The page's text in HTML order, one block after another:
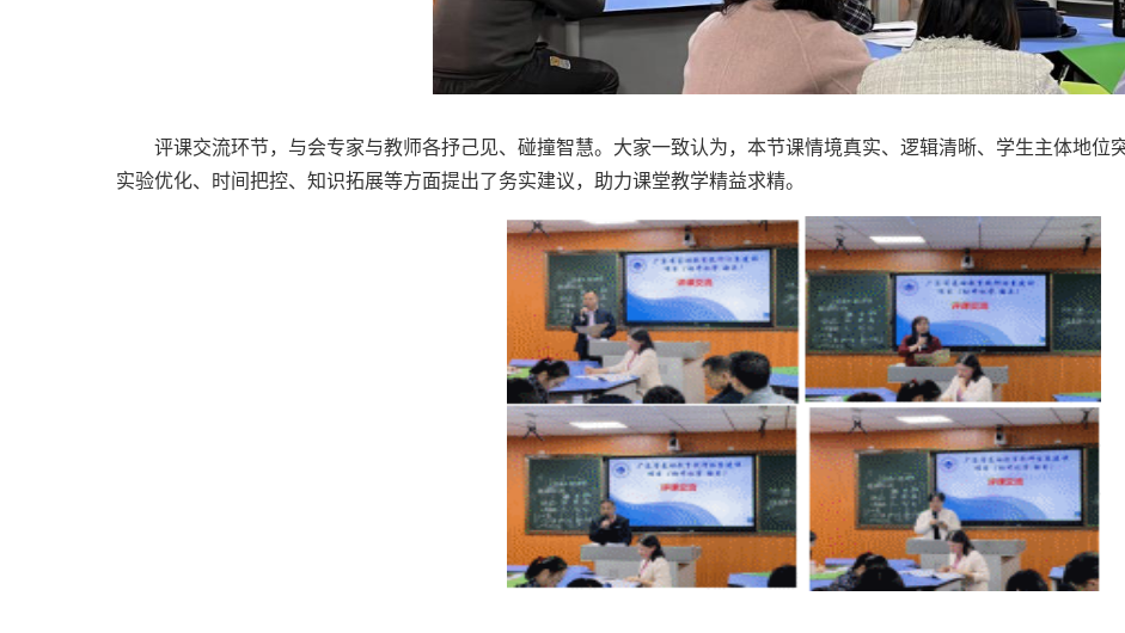
评课交流环节，与会专家与教师各抒己见、碰撞智慧。大家一致认为，本节课情境真实、逻辑清晰、学生主体地位
实验优化、时间把控、知识拓展等方面提出了务实建议，助力课堂教学精益求精。